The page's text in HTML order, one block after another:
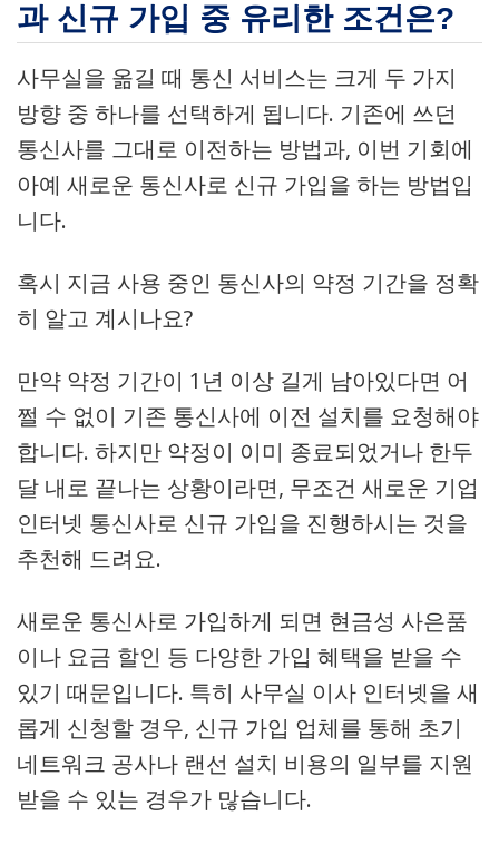
과 신규 가입 중 유리한 조건은?
사무실을 옮길 때 통신 서비스는 크게 두 가지
방향 중 하나를 선택하게 됩니다. 기존에 쓰던
통신사를 그대로 이전하는 방법과, 이번 기회에
아예 새로운 통신사로 신규 가입을 하는 방법입
니다.
혹시 지금 사용 중인 통신사의 약정 기간을 정확
히 알고 계시나요?
만약 약정 기간이 1년 이상 길게 남아있다면 어
쩔 수 없이 기존 통신사에 이전 설치를 요청해야
합니다. 하지만 약정이 이미 종료되었거나 한두
달 내로 끝나는 상황이라면, 무조건 새로운 기업
인터넷 통신사로 신규 가입을 진행하시는 것을
추천해 드려요.
새로운 통신사로 가입하게 되면 현금성 사은품
이나 요금 할인 등 다양한 가입 혜택을 받을 수
있기 때문입니다. 특히 사무실 이사 인터넷을 새
롭게 신청할 경우, 신규 가입 업체를 통해 초기
네트워크 공사나 랜선 설치 비용의 일부를 지원
받을 수 있는 경우가 많습니다.